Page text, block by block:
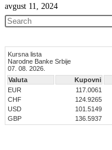
avgust 11, 2024